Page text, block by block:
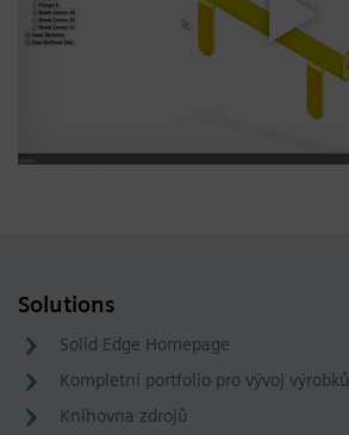
Solutions
Solid Edge Homepage
Kompletní portfolio pro vývoj výrobků
Knihovna zdrojů